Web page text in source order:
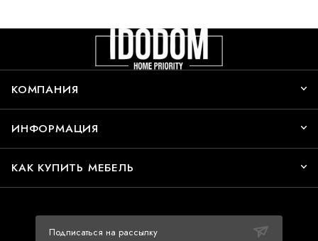
КОМПАНИЯ
ИНФОРМАЦИЯ
КАК КУПИТЬ МЕБЕЛЬ
Подписаться на рассылку